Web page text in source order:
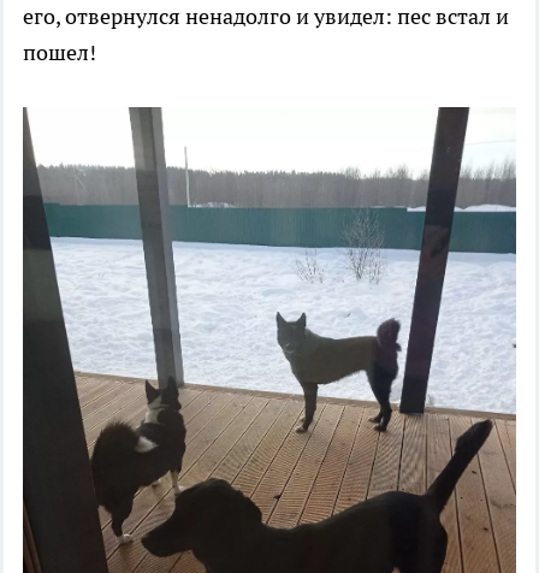
его, отвернулся ненадолго и увидел: пес встал и
пошел!